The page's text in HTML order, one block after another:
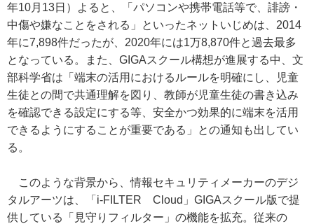
年10月13日）よると、「パソコンや携帯電話等で、誹謗・
中傷や嫌なことをされる」といったネットいじめは、2014
年に7,898件だったが、2020年には1万8,870件と過去最多
となっている。また、GIGAスクール構想が進展する中、文
部科学省は「端末の活用におけるルールを明確にし、児童
生徒との間で共通理解を図り、教師が児童生徒の書き込み
を確認できる設定にする等、安全かつ効果的に端末を活用
できるようにすることが重要である」との通知も出してい
る。
このような背景から、情報セキュリティメーカーのデジ
タルアーツは、「i-FILTER Cloud」GIGAスクール版で提
供している「見守りフィルター」の機能を拡充。従来の